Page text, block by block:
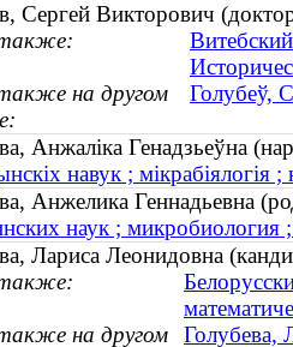
Сергей Викторович
на другом
Голубеў,
Анжаліка Генадзьеўна
навук ; мікрабіялогія
Анжелика Геннадьевна
наук ; микробиология
Лариса Леонидовна
на другом
Голубева,